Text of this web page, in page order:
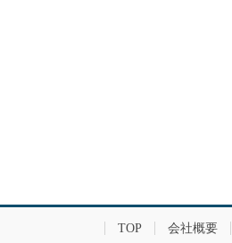
TOP 会社概要